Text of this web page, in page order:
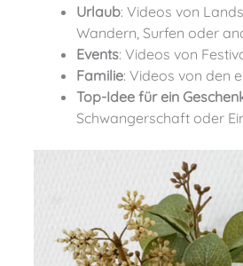
Urlaub: Videos von
Wandern, Surfen oder
Events: Videos von
Familie: Videos von den
Top-Idee für ein
Schwangerschaft oder